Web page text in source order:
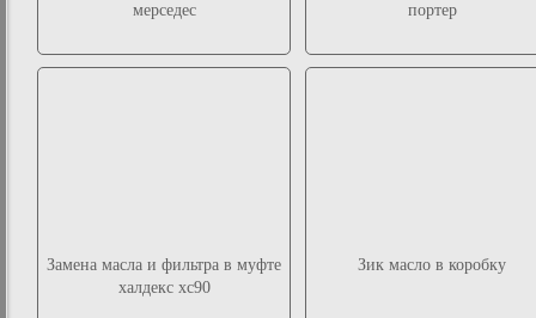
мерседес
портер
Замена масла и фильтра в муфте
халдекс хс90
Зик масло в коробку